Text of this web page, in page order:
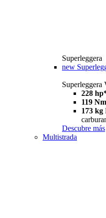
Superleggera
new
Superleggera
228
119 Nm
173 kg
Descubre más
Multistrada